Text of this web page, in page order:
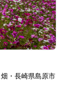
・長崎県島原市